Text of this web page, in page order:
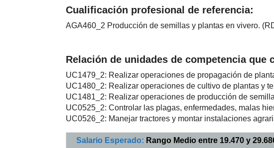
Cualificación profesional de referencia:
AGA460_2 Producción de semillas y plantas en vivero.
Relación de unidades de competencia
UC1479_2: Realizar operaciones de propagación de
UC1480_2: Realizar operaciones de cultivo de plantas y
UC1481_2: Realizar operaciones de producción de
UC0525_2: Controlar las plagas, enfermedades, malas
UC0526_2: Manejar tractores y montar instalaciones
Salario Esperado: Rango Medio entre 19.470 y